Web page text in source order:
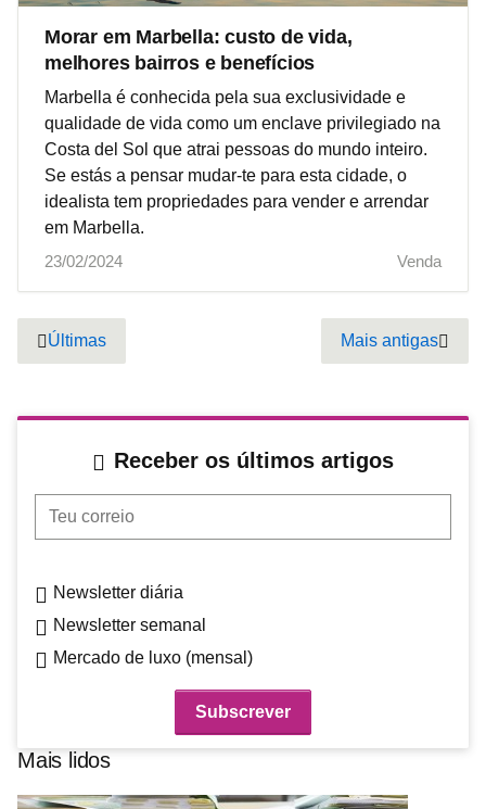
Morar em Marbella: custo de vida,
melhores bairros e benefícios
Marbella é conhecida pela sua exclusividade e
qualidade de vida como um enclave privilegiado na
Costa del Sol que atrai pessoas do mundo inteiro.
Se estás a pensar mudar-te para esta cidade, o
idealista tem propriedades para vender e arrendar
em Marbella.
23/02/2024
Venda
Pagination
Previous page
Últimas Mais antigas
Receber os últimos artigos
Teu correio
Newsletter diária
Newsletter semanal
Mercado de luxo (mensal)
Mais lidos